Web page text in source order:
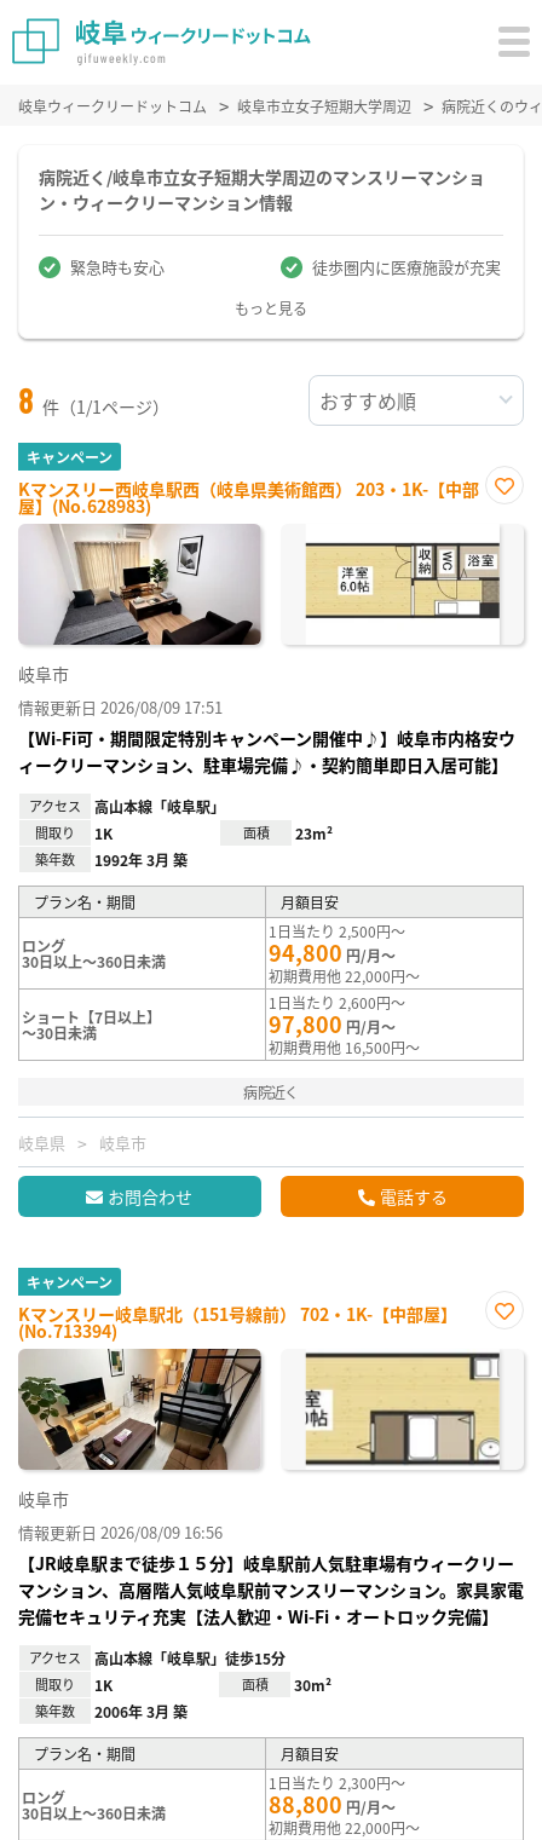
岐阜ウィークリードットコム 岐阜市立女子短期大学周辺 病院近くのウ
病院近く/岐阜市立女子短期大学周辺のマンスリーマンショ
ン・ウィークリーマンション情報
緊急時も安心 徒歩圏内に医療施設が充実
もっと見る
8 件（1/1ページ）
キャンペーン
Kマンスリー西岐阜駅西（岐阜県美術館西） 203・1K-【中部
屋】(No.628983)
に入
り登
録
岐阜市
情報更新日 2026/08/09 17:51
【Wi-Fi可・期間限定特別キャンペーン開催中♪】岐阜市内格安ウ
ィークリーマンション、駐車場完備♪・契約簡単即日入居可能】
アクセス 高山本線「岐阜駅」
間取り 1K 面積 23m²
築年数 1992年 3月 築
プラン名・期間 月額目安
ロング
30日以上～360日未満
1日当たり 2,500円～
94,800 円/月～
初期費用他 22,000円～
ショート【7日以上】
～30日未満
1日当たり 2,600円～
97,800 円/月～
初期費用他 16,500円～
病院近く
岐阜県 岐阜市
お問合わせ 電話する
キャンペーン
Kマンスリー岐阜駅北（151号線前） 702・1K-【中部屋】
(No.713394)
に入
り登
岐阜市
情報更新日 2026/08/09 16:56
【JR岐阜駅まで徒歩１５分】岐阜駅前人気駐車場有ウィークリー
マンション、高層階人気岐阜駅前マンスリーマンション。家具家電
完備セキュリティ充実【法人歓迎・Wi-Fi・オートロック完備】
アクセス 高山本線「岐阜駅」徒歩15分
間取り 1K 面積 30m²
築年数 2006年 3月 築
プラン名・期間 月額目安
ロング
30日以上～360日未満
1日当たり 2,300円～
88,800 円/月～
初期費用他 22,000円～